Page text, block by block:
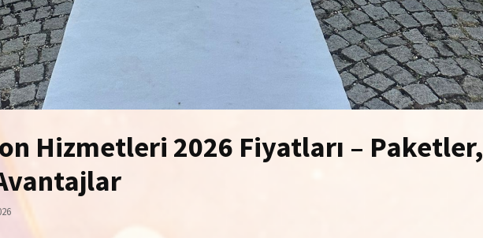
Hizmetleri 2026 Fiyatları – Paketler,